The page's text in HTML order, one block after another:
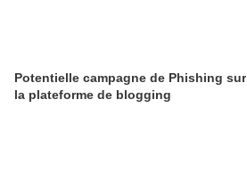
Potentielle campagne de Phishing sur
la plateforme de blogging